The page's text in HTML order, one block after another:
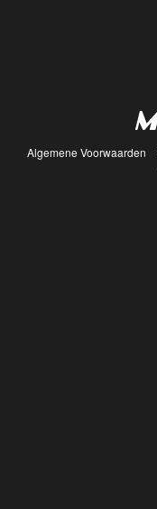
Algemene Voorwaarden